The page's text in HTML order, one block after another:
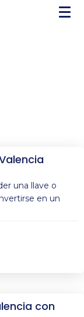
una llave o
en un
con